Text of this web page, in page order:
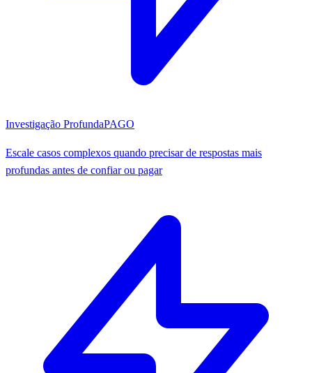
Investigação ProfundaPAGO
Escale casos complexos quando precisar de respostas mais
profundas antes de confiar ou pagar